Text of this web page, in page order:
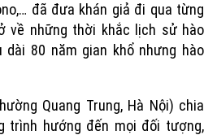
đã đưa khán giả đi qua từng
về những thời khắc lịch sử hào
dài 80 năm gian khổ nhưng hào
Quang Trung, Hà Nội) chia
trình hướng đến mọi đối tượng,